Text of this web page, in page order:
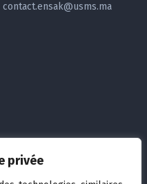
privée
contact.ensak@usms.ma